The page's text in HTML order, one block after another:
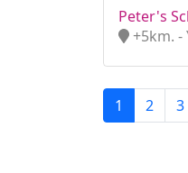
Peter's
+5km. -
1 2 3